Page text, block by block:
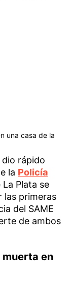
una casa de la
rápido
la Policía
La Plata se
las primeras
del SAME
de ambos
muerta en